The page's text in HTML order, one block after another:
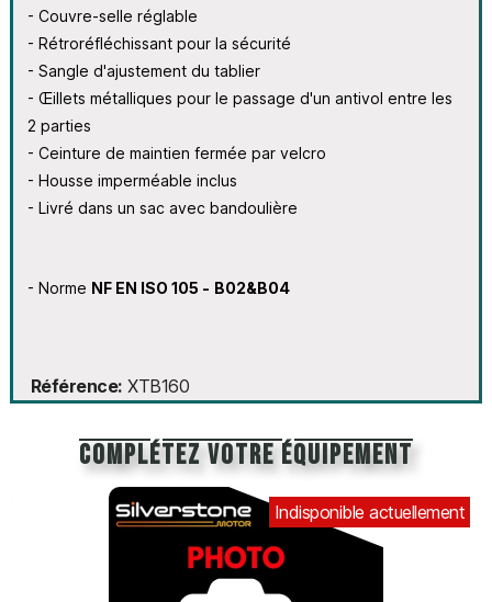
- Couvre-selle réglable
- Rétroréfléchissant pour la sécurité
- Sangle d'ajustement du tablier
- Œillets métalliques pour le passage d'un antivol entre les
2 parties
- Ceinture de maintien fermée par velcro
- Housse imperméable inclus
- Livré dans un sac avec bandoulière
- Norme NF EN ISO 105 - B02&B04
Référence XTB160
Complétez votre équipement
Indisponible actuellement